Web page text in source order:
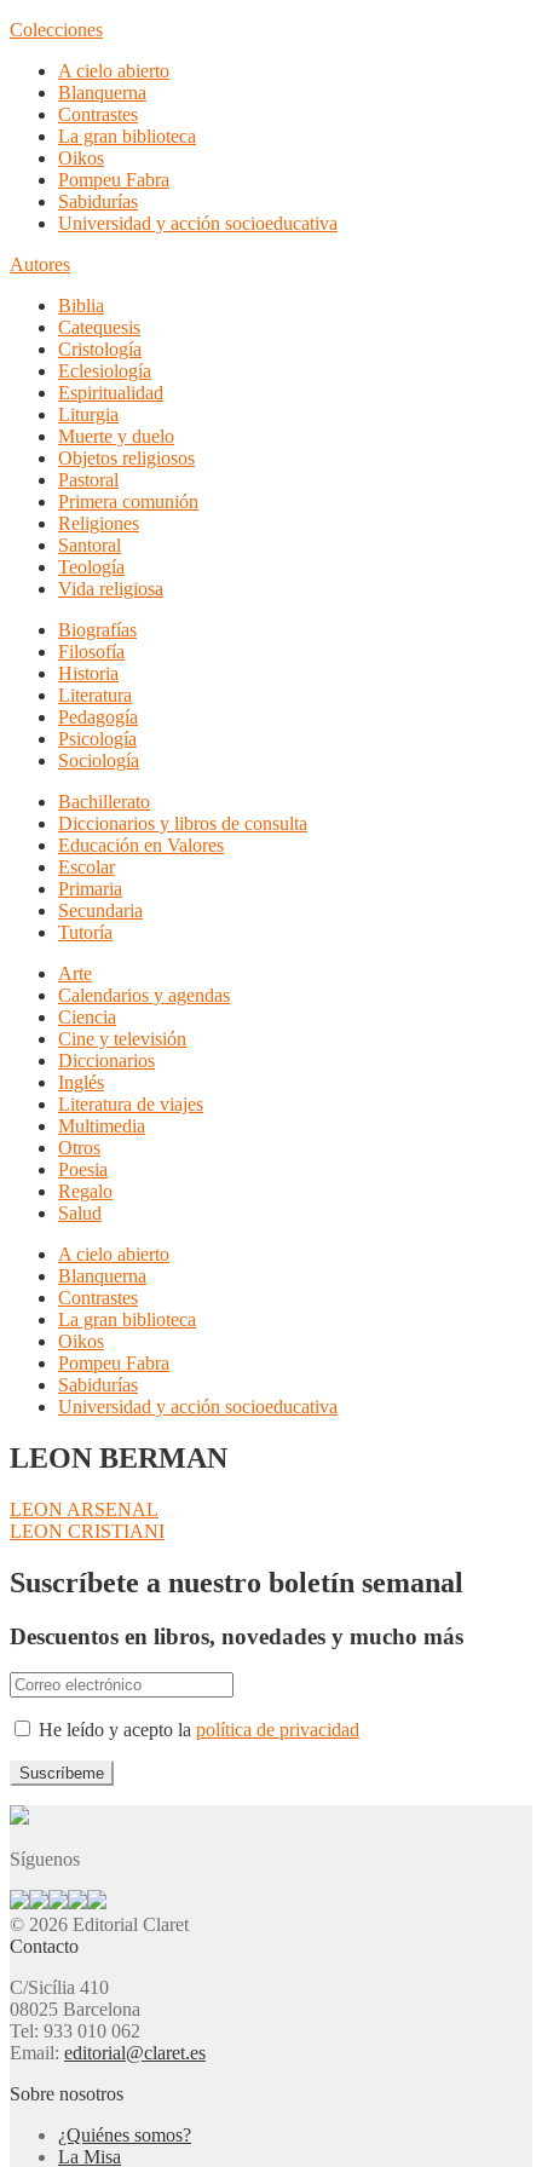
Colecciones
A cielo abierto
Blanquerna
Contrastes
La gran biblioteca
Oikos
Pompeu Fabra
Sabidurías
Universidad y acción socioeducativa
Autores
Biblia
Catequesis
Cristología
Eclesiología
Espiritualidad
Liturgia
Muerte y duelo
Objetos religiosos
Pastoral
Primera comunión
Religiones
Santoral
Teología
Vida religiosa
Biografías
Filosofía
Historia
Literatura
Pedagogía
Psicología
Sociología
Bachillerato
Diccionarios y libros de consulta
Educación en Valores
Escolar
Primaria
Secundaria
Tutoría
Arte
Calendarios y agendas
Ciencia
Cine y televisión
Diccionarios
Inglés
Literatura de viajes
Multimedia
Otros
Poesia
Regalo
Salud
A cielo abierto
Blanquerna
Contrastes
La gran biblioteca
Oikos
Pompeu Fabra
Sabidurías
Universidad y acción socioeducativa
LEON BERMAN
Navegación
de
entradas
Anterior:
LEON ARSENAL
Siguiente:
LEON CRISTIANI
Suscríbete a nuestro boletín semanal
Descuentos en libros, novedades y mucho más
He leído y acepto la política de privacidad
Síguenos
© 2026 Editorial Claret
Contacto
C/Sicília 410
08025 Barcelona
Tel: 933 010 062
Email: editorial@claret.es
Sobre nosotros
¿Quiénes somos?
La Misa